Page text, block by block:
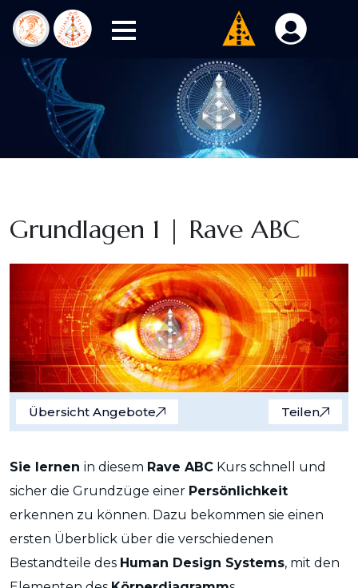
Grundlagen 1 | Rave ABC
Übersicht Angebote Teilen
Sie lernen in diesem Rave ABC Kurs schnell und
sicher die Grundzüge einer Persönlichkeit
erkennen zu können. Dazu bekommen sie einen
ersten Überblick über die verschiedenen
Bestandteile des Human Design Systems, mit den